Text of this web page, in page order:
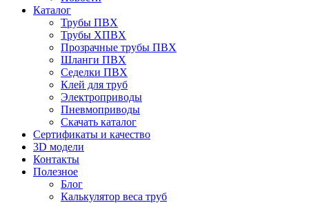
Каталог
Трубы ПВХ
Трубы ХПВХ
Прозрачные трубы ПВХ
Шланги ПВХ
Седелки ПВХ
Клей для труб
Электроприводы
Пневмоприводы
Скачать каталог
Сертификаты и качество
3D модели
Контакты
Полезное
Блог
Калькулятор веса труб